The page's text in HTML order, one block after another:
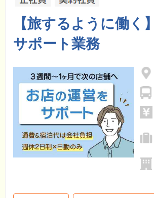
【旅するように働く
サポート業務